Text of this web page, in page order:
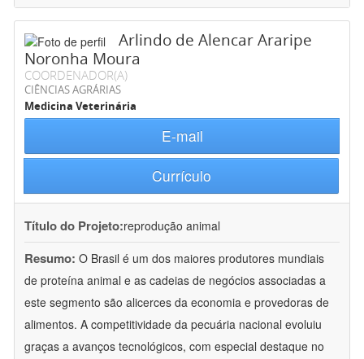
Arlindo de Alencar Araripe
Noronha Moura
COORDENADOR(A)
CIÊNCIAS AGRÁRIAS
Medicina Veterinária
E-mail
Currículo
Título do Projeto:reprodução animal
Resumo: O Brasil é um dos maiores produtores mundiais
de proteína animal e as cadeias de negócios associadas a
este segmento são alicerces da economia e provedoras de
alimentos. A competitividade da pecuária nacional evoluiu
graças a avanços tecnológicos, com especial destaque no